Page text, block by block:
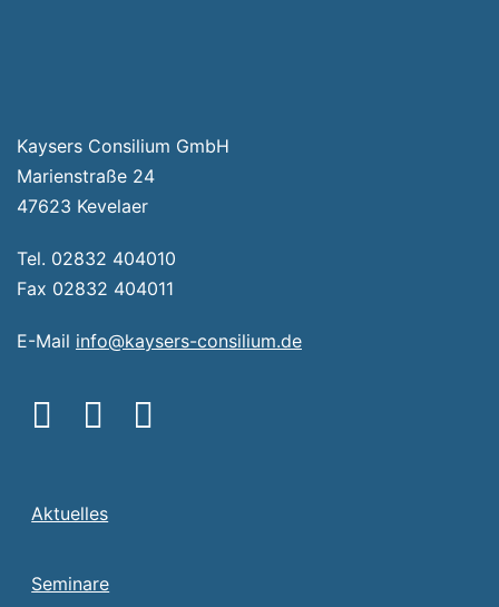
Kaysers Consilium GmbH
Marienstraße 24
47623 Kevelaer
Tel. 02832 404010
Fax 02832 404011
E-Mail info@kaysers-consilium.de
Aktuelles
Seminare